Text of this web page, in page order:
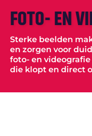
FOTO- EN
Sterke beelden
en zorgen voor
foto- en
die klopt en direct